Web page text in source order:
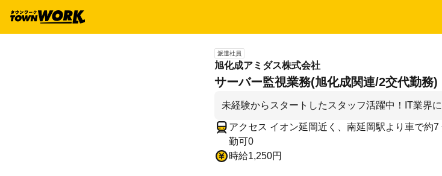
派遣社員
旭化成アミダス株式会社
サーバー監視業務(旭化成関連/2交代勤務)
未経験からスタートしたスタッフ活躍中！IT業界
アクセス イオン延岡近く、南延岡駅より車で約
勤可0
時給1,250円